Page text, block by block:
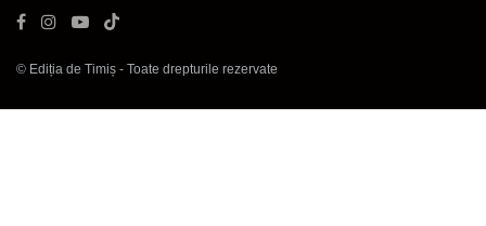
© Ediția de Timiș - Toate drepturile rezervate